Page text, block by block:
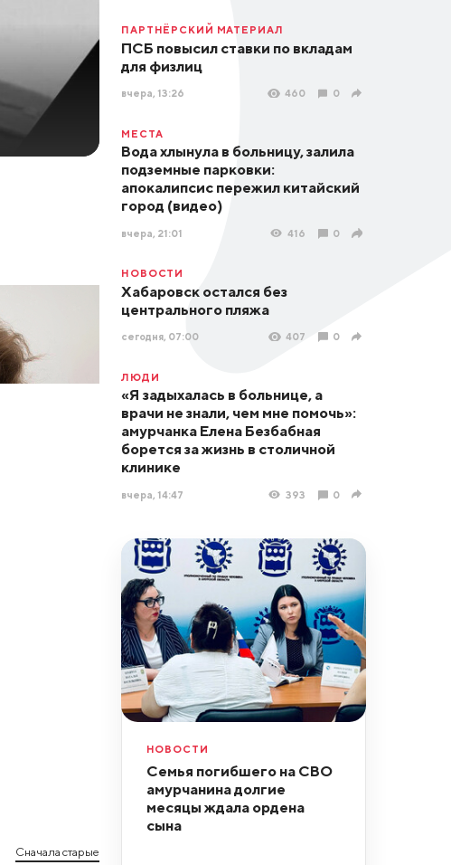
Сначала старые
ПАРТНЁРСКИЙ МАТЕРИАЛ
ПСБ повысил ставки по вкладам
для физлиц
вчера, 13:26 460 0
МЕСТА
Вода хлынула в больницу, залила
подземные парковки:
апокалипсис пережил китайский
город (видео)
вчера, 21:01 416 0
НОВОСТИ
Хабаровск остался без
центрального пляжа
сегодня, 07:00 407 0
ЛЮДИ
«Я задыхалась в больнице, а
врачи не знали, чем мне помочь»:
амурчанка Елена Безбабная
борется за жизнь в столичной
клинике
вчера, 14:47 393 0
НОВОСТИ
Семья погибшего на СВО
амурчанина долгие
месяцы ждала ордена
сына